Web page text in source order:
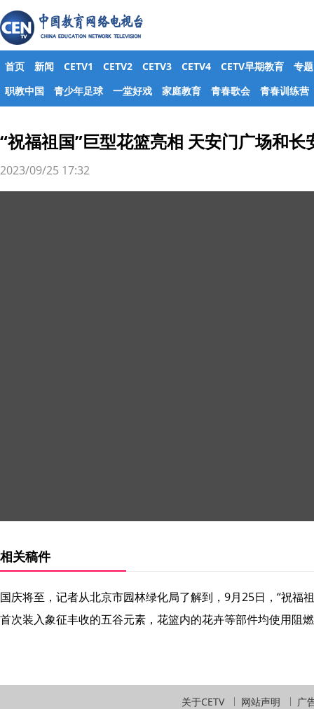
首页 新闻 CETV1 CETV2 CETV3 CETV4 CETV早期教育
专题
职教中国
青少年足球 一堂好戏 家庭教育 青春歌会 青春训练营
“祝福祖国”巨型花篮亮相 天安门广场和
2023/09/25 17:32
相关稿件
国庆将至，记者从北京市园林绿化局了解到，9月25日，“祝
首次装入象征丰收的五谷元素，花篮内的花卉等部件均使用阻
关于CETV 网站声明 广